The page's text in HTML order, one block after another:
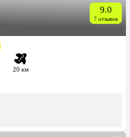
9.0
7 отзывов
20 км